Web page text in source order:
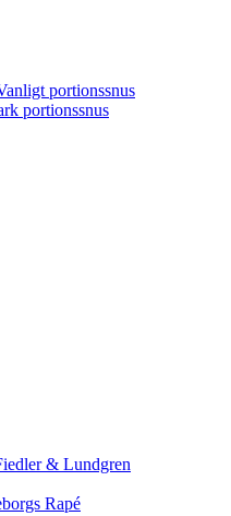
portionssnus
portionssnus
& Lundgren
Rapé